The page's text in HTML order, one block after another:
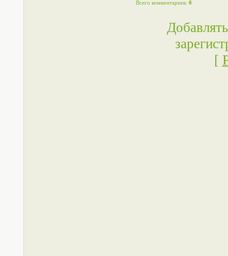
Всего комментариев: 0
[